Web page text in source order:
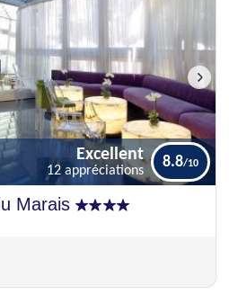
Excellent
Marais
Excellent
12 appréciations
8.8